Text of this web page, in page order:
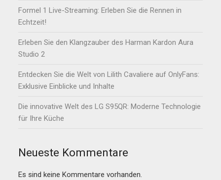
Formel 1 Live-Streaming: Erleben Sie die Rennen in
Echtzeit!
Erleben Sie den Klangzauber des Harman Kardon Aura
Studio 2
Entdecken Sie die Welt von Lilith Cavaliere auf OnlyFans:
Exklusive Einblicke und Inhalte
Die innovative Welt des LG S95QR: Moderne Technologie
für Ihre Küche
Neueste Kommentare
Es sind keine Kommentare vorhanden.